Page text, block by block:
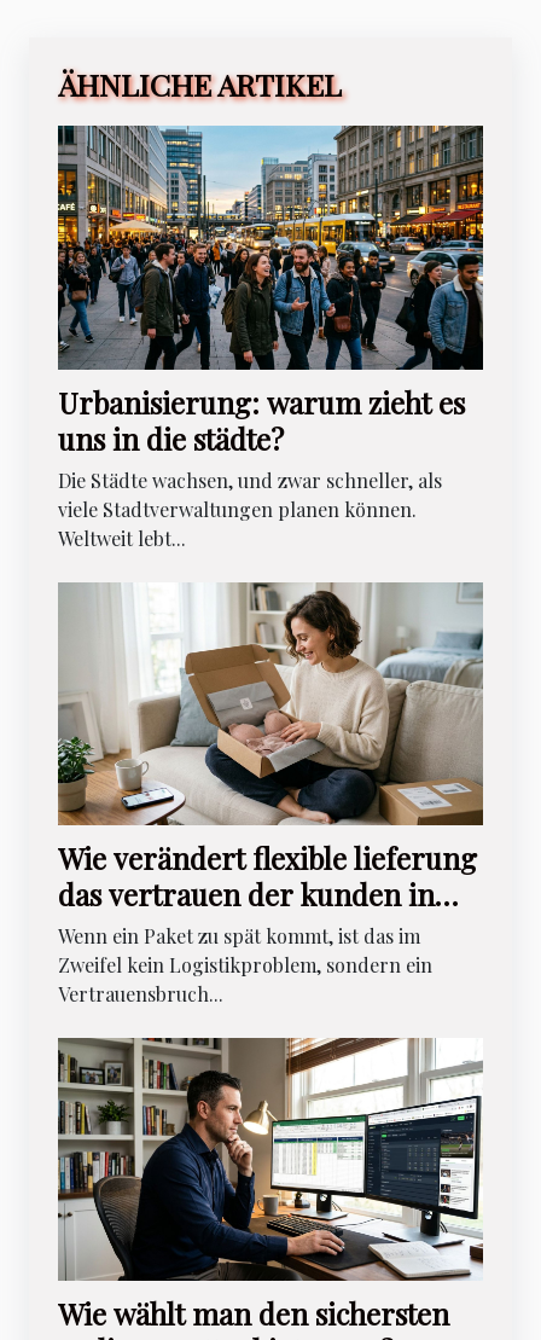
ÄHNLICHE ARTIKEL
Urbanisierung: warum zieht es
uns in die städte?
Die Städte wachsen, und zwar schneller, als
viele Stadtverwaltungen planen können.
Weltweit lebt...
Wie verändert flexible lieferung
das vertrauen der kunden in
online-dessous-shops?
Wenn ein Paket zu spät kommt, ist das im
Zweifel kein Logistikproblem, sondern ein
Vertrauensbruch...
Wie wählt man den sichersten